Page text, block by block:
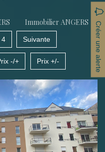
Immobilier ANGERS Créer une alerte
4 Suivante
-/+ Prix +/-